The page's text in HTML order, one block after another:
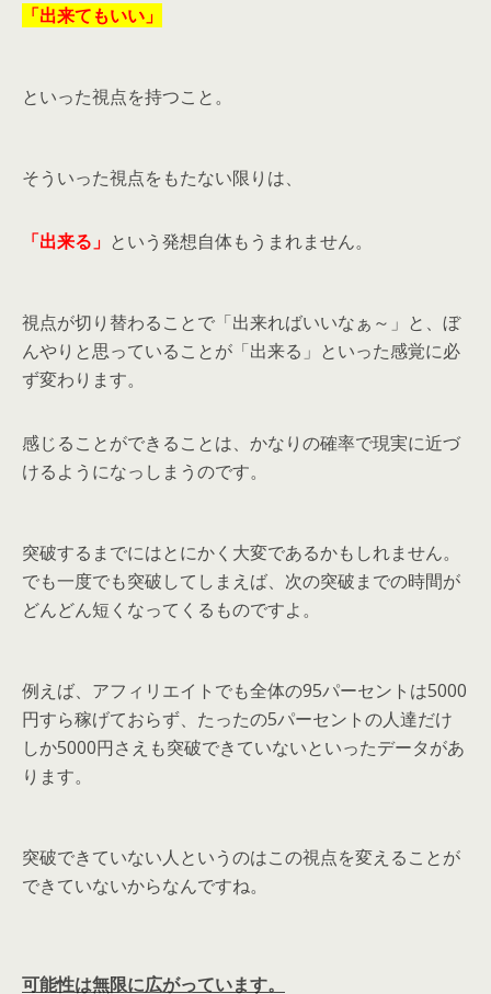
「出来てもいい」
といった視点を持つこと。
そういった視点をもたない限りは、
「出来る」 という発想自体もうまれません。
視点が切り替わることで「出来ればいいなぁ～」と、ぼ
んやりと思っていることが「出来る」といった感覚に必
ず変わります。
感じることができることは、かなりの確率で現実に近づ
けるようになっしまうのです。
突破するまでにはとにかく大変であるかもしれません。
でも一度でも突破してしまえば、次の突破までの時間が
どんどん短くなってくるものですよ。
例えば、アフィリエイトでも全体の95パーセントは5000
円すら稼げておらず、たったの5パーセントの人達だけ
しか5000円さえも突破できていないといったデータがあ
ります。
突破できていない人というのはこの視点を変えることが
できていないからなんですね。
可能性は無限に広がっています。